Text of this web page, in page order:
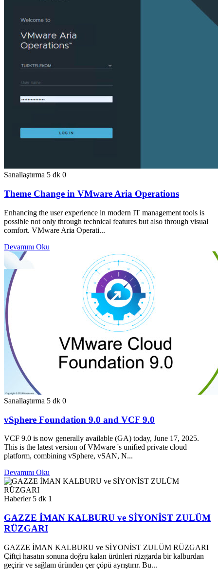
Sanallaştırma 5 dk 0
Theme Change in VMware Aria Operations
Enhancing the user experience in modern IT management tools is
possible not only through technical features but also through visual
comfort. VMware Aria Operati...
Devamını Oku
Sanallaştırma 5 dk 0
vSphere Foundation 9.0 and VCF 9.0
VCF 9.0 is now generally available (GA) today, June 17, 2025.
This is the latest version of VMware 's unified private cloud
platform, combining vSphere, vSAN, N...
Devamını Oku
Haberler 5 dk 1
GAZZE İMAN KALBURU ve SİYONİST ZULÜM
RÜZGARI
GAZZE İMAN KALBURU ve SİYONİST ZULÜM RÜZGARI
Çiftçi hasatın sonuna doğru kalan ürünleri rüzgarda bir kalburdan
geçirir ve sağlam üründen çer çöpü ayrıştırır. Bu...